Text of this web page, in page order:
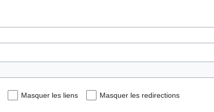
Masquer les liens Masquer les redirections